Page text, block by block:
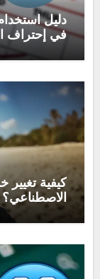
في إحتراف
كيفية تغيير
الاصطناعي؟